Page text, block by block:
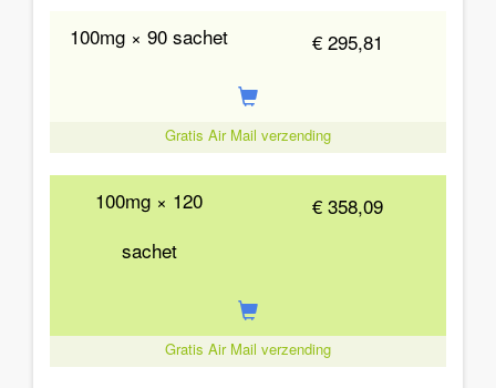
100mg × 90 sachet € 295,81
Gratis Air Mail verzending
100mg × 120
sachet
€ 358,09
Gratis Air Mail verzending